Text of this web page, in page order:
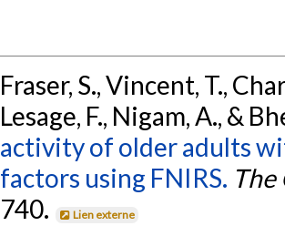
Fraser, S., Vincent, T.,
Lesage, F., Nigam, A., &
activity of older adults
factors using FNIRS.
740.
Lien externe